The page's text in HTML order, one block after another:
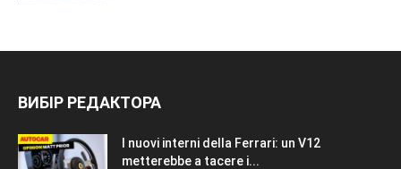
ВИБІР РЕДАКТОРА
I nuovi interni della Ferrari: un V12
metterebbe a tacere i...